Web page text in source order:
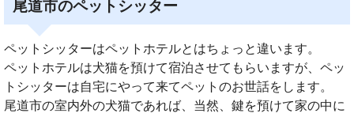
尾道市のペットシッター
ペットシッターはペットホテルとはちょっと違います。
ペットホテルは犬猫を預けて宿泊させてもらいますが、ペッ
トシッターは自宅にやって来てペットのお世話をします。
尾道市の室内外の犬猫であれば、当然、鍵を預けて家の中に